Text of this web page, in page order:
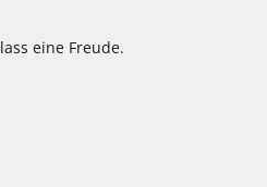
eine Freude.